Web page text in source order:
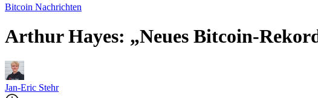
Bitcoin Nachrichten
Arthur Hayes: „Neues Bitcoin-
Jan-Eric Stehr